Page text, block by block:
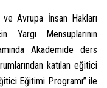
Avrupa İnsan Hakları
Yargı Mensuplarının
Akademide ders
katılan eğitici
Eğitimi Programı” ile